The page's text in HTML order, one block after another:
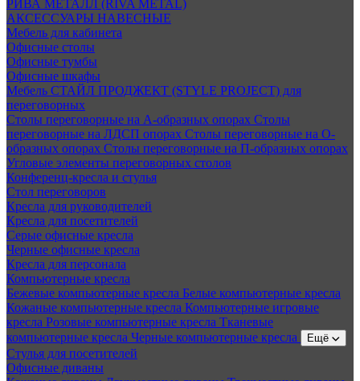
РИВА МЕТАЛЛ (RIVA METAL)
АКСЕССУАРЫ НАВЕСНЫЕ
Мебель для кабинета
Офисные столы
Офисные тумбы
Офисные шкафы
Мебель СТАЙЛ ПРОДЖЕКТ (STYLE PROJECT) для
переговорных
Столы переговорные на А-образных опорах Столы
переговорные на ЛДСП опорах Столы переговорные на О-
образных опорах Столы переговорные на П-образных опорах
Угловые элементы переговорных столов
Конференц-кресла и стулья
Стол переговоров
Кресла для руководителей
Кресла для посетителей
Серые офисные кресла
Черные офисные кресла
Кресла для персонала
Компьютерные кресла
Бежевые компьютерные кресла Белые компьютерные кресла
Кожаные компьютерные кресла Компьютерные игровые
кресла Розовые компьютерные кресла Тканевые
компьютерные кресла Черные компьютерные кресла Ещё
Стулья для посетителей
Офисные диваны